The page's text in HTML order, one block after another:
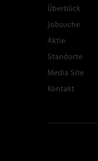
Überblick
Jobsuche
Aktie
Standorte
Media Site
Kontakt